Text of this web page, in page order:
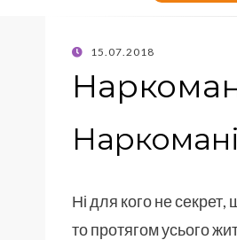
15.07.2018
Ні для кого не секрет,
то протягом усього